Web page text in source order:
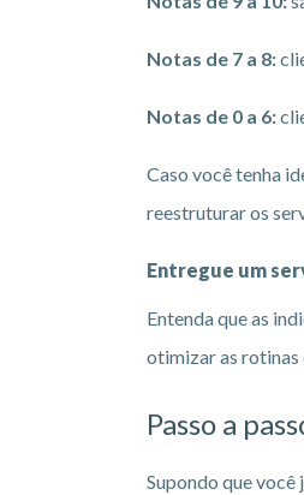
Notas de 7 a 8:
Notas de 0 a 6:
Caso você tenha
reestruturar os
Entregue um
Entenda que as
otimizar as rotinas
Passo a
Supondo que você